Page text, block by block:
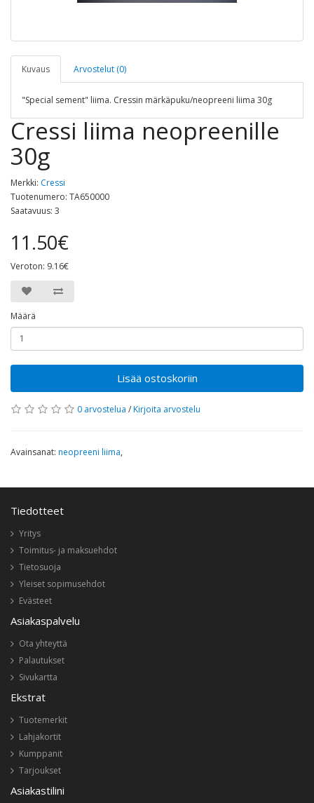
Kuvaus Arvostelut (0)
"Special sement" liima. Cressin märkäpuku/neopreeni liima 30g
Cressi liima neopreenille
30g
Merkki: Cressi
Tuotenumero: TA650000
Saatavuus: 3
11.50€
Veroton: 9.16€
Määrä
Lisää ostoskoriin
0 arvostelua /Kirjoita arvostelu
Avainsanat: neopreeni liima,
Tiedotteet
Yritys
Toimitus- ja maksuehdot
Tietosuoja
Yleiset sopimusehdot
Evästeet
Asiakaspalvelu
Ota yhteyttä
Palautukset
Sivukartta
Ekstrat
Tuotemerkit
Lahjakortit
Kumppanit
Tarjoukset
Asiakastilini